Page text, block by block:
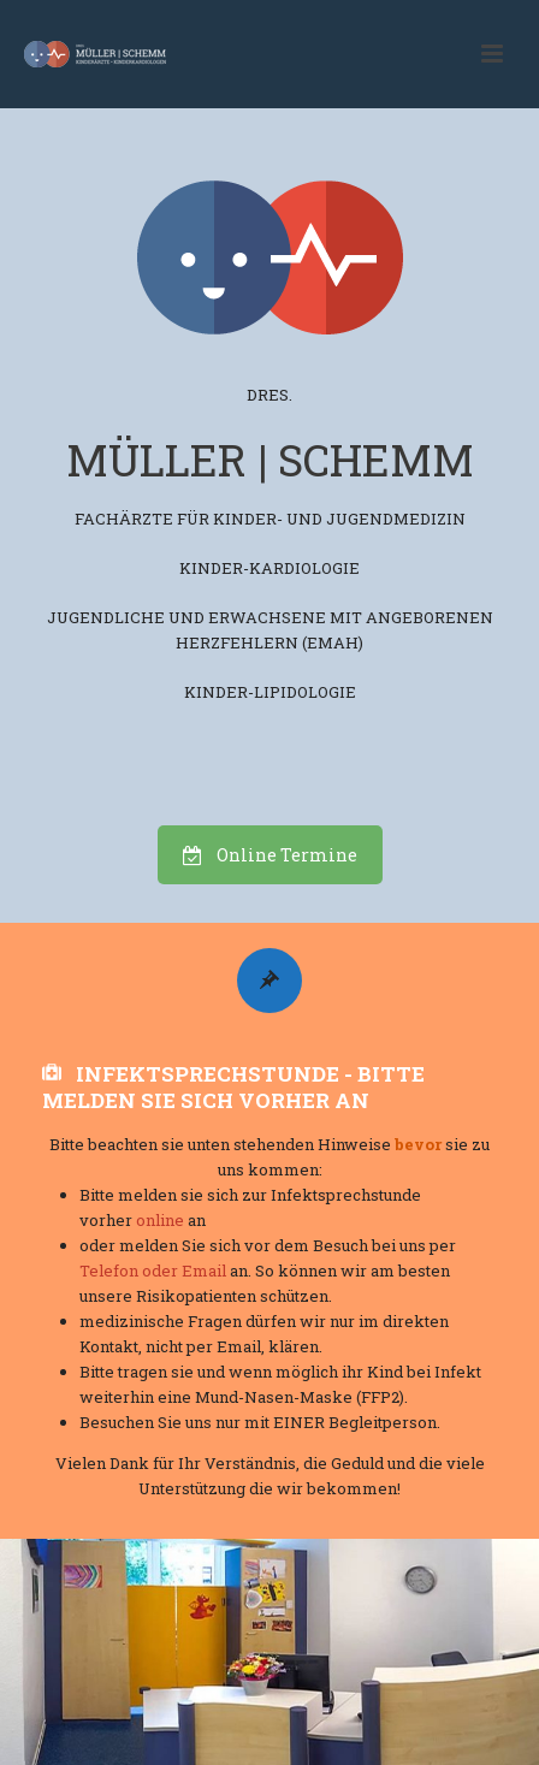
DRES.
MÜLLER | SCHEMM
FACHÄRZTE FÜR KINDER- UND JUGENDMEDIZIN
KINDER-KARDIOLOGIE
JUGENDLICHE UND ERWACHSENE MIT ANGEBORENEN
HERZFEHLERN (EMAH)
KINDER-LIPIDOLOGIE
Online Termine
INFEKTSPRECHSTUNDE - BITTE
MELDEN SIE SICH VORHER AN
Bitte beachten sie unten stehenden Hinweise bevorsie zu
uns kommen:
Bitte melden sie sich zur Infektsprechstunde
vorher online an
oder melden Sie sich vor dem Besuch bei uns per
Telefon oder Emailan. So können wir am besten
unsere Risikopatienten schützen.
medizinische Fragen dürfen wir nur im direkten
Kontakt, nicht per Email, klären.
Bitte tragen sie und wenn möglich ihr Kind bei Infekt
weiterhin eine Mund-Nasen-Maske (FFP2).
Besuchen Sie uns nur mit EINER Begleitperson.
Vielen Dank für Ihr Verständnis, die Geduld und die viele
Unterstützung die wir bekommen!